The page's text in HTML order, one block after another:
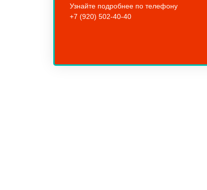
Узнайте подробнее по телефону
+7 (920) 502-40-40